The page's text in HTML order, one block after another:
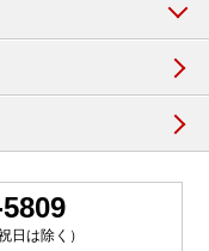
日は除く）